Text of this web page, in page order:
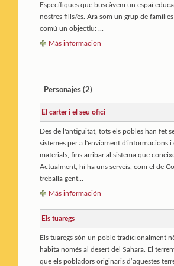
Específiques que buscàvem un espai
nostres fills/es. Ara som un grup de
comú un objectiu: ...
Más información
- Personajes (2)
El carter i el seu ofici
Des de l'antiguitat, tots els pobles han fet
sistemes per a l'enviament d'informacions i
materials, fins arribar al sistema que
Actualment, hi ha uns serveis, com el de
treballa gent...
Más información
Els tuaregs
Els tuaregs són un poble tradicionalment
habita només al desert del Sahara. El
que els pobladors originaris d’aquestes